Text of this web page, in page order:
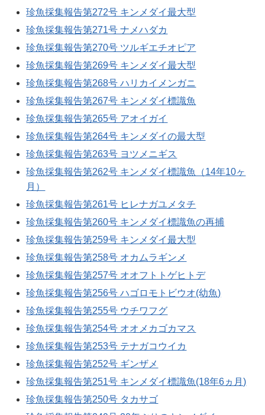
珍魚採集報告第272号 キンメダイ最大型
珍魚採集報告第271号 ナメハダカ
珍魚採集報告第270号 ツルギエチオピア
珍魚採集報告第269号 キンメダイ最大型
珍魚採集報告第268号 ハリカイメンガニ
珍魚採集報告第267号 キンメダイ標識魚
珍魚採集報告第265号 アオイガイ
珍魚採集報告第264号 キンメダイの最大型
珍魚採集報告第263号 ヨツメニギス
珍魚採集報告第262号 キンメダイ標識魚（14年10ヶ
月）
珍魚採集報告第261号 ヒレナガユメタチ
珍魚採集報告第260号 キンメダイ標識魚の再捕
珍魚採集報告第259号 キンメダイ最大型
珍魚採集報告第258号 オカムラギンメ
珍魚採集報告第257号 オオフトトゲヒトデ
珍魚採集報告第256号 ハゴロモトビウオ(幼魚)
珍魚採集報告第255号 ウチワフグ
珍魚採集報告第254号 オオメカゴカマス
珍魚採集報告第253号 テナガコウイカ
珍魚採集報告第252号 ギンザメ
珍魚採集報告第251号 キンメダイ標識魚(18年6ヵ月)
珍魚採集報告第250号 タカサゴ